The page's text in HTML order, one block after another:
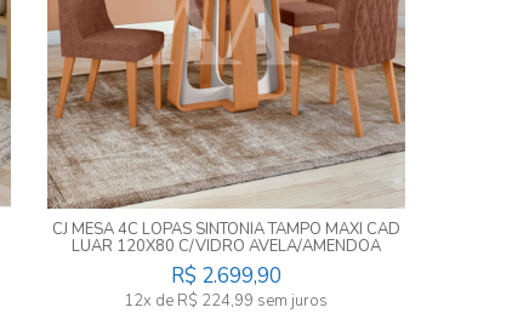
CJ MESA 4C LOPAS SINTONIA TAMPO MAXI CAD
LUAR 120X80 C/VIDRO AVELA/AMENDOA
CLEAN/OFF WHITE
R$ 2.699,90
12x de R$ 224,99 sem juros